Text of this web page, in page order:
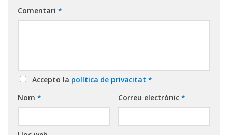
Comentari *
Accepto la política de privacitat *
Nom * Correu electrònic *